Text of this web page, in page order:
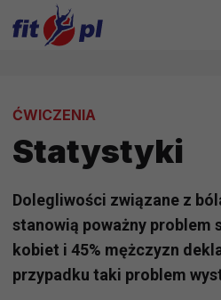
ĆWICZENIA
Statystyki
Dolegliwości związane z
stanowią poważny problem
kobiet i 45% mężczyzn
przypadku taki problem